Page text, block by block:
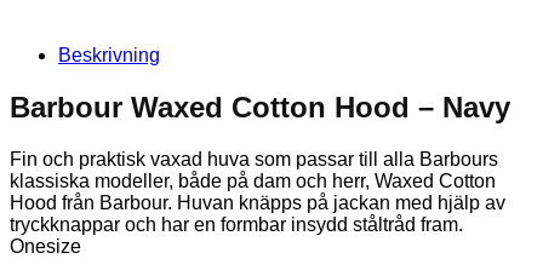
Beskrivning
Barbour Waxed Cotton Hood – Navy
Fin och praktisk vaxad huva som passar till alla Barbours
klassiska modeller, både på dam och herr, Waxed Cotton
Hood från Barbour. Huvan knäpps på jackan med hjälp av
tryckknappar och har en formbar insydd ståltråd fram.
Onesize